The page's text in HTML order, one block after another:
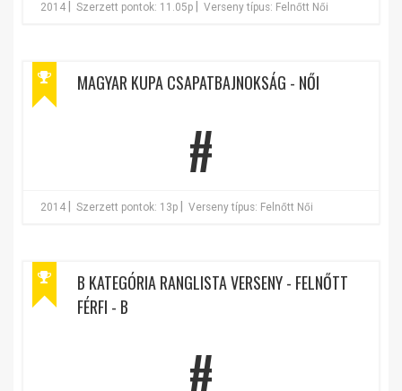
2014 Szerzett pontok: 11.05p Verseny típus: Felnőtt Női
MAGYAR KUPA CSAPATBAJNOKSÁG - NŐI
#
2014 Szerzett pontok: 13p Verseny típus: Felnőtt Női
B KATEGÓRIA RANGLISTA VERSENY - FELNŐTT
FÉRFI - B
#